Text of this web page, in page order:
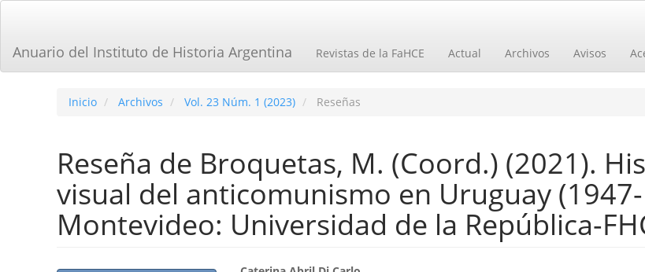
principal
Barra
Anuario del Instituto de Historia Argentina Revistas de la FaHCE Actual Archivos Avisos
Inicio Archivos Vol. 23 Núm. 1 (2023) Reseñas
Reseña de Broquetas, M. (Coord.) (2021).
visual del anticomunismo en Uruguay
Montevideo: Universidad de la República-